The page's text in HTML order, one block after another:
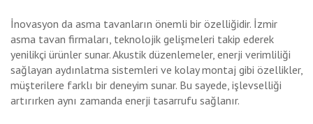
İnovasyon da asma tavanların önemli bir özelliğidir. İzmir
asma tavan firmaları, teknolojik gelişmeleri takip ederek
yenilikçi ürünler sunar. Akustik düzenlemeler, enerji verimliliği
sağlayan aydınlatma sistemleri ve kolay montaj gibi özellikler,
müşterilere farklı bir deneyim sunar. Bu sayede, işlevselliği
artırırken aynı zamanda enerji tasarrufu sağlanır.